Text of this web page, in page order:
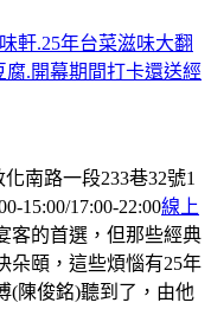
軒.25年台菜滋味大翻
.開幕期間打卡還送經
南路一段233巷32號1
15:00/17:00-22:00線上
客的首選，但那些經典
朵頤，這些煩惱有25年
(陳俊銘)聽到了，由他